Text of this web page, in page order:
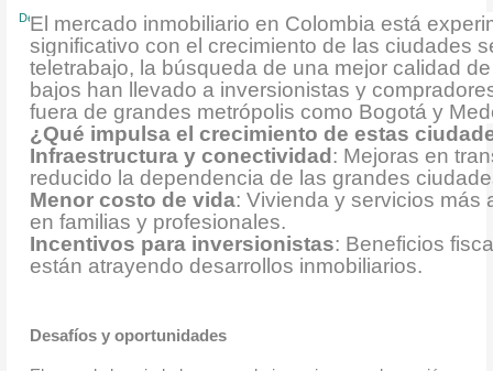
Deja un comentario /Arquitectura, blog ,Diseño Interior/ PorSnapping
El mercado inmobiliario en Colombia está
significativo con el crecimiento de las ciudades
teletrabajo, la búsqueda de una mejor calidad
bajos han llevado a inversionistas y
fuera de grandes metrópolis como Bogotá y
¿Qué impulsa el crecimiento de estas
Infraestructura y conectividad : Mejoras en
reducido la dependencia de las grandes
Menor costo de vida: Vivienda y servicios más
en familias y profesionales.
Incentivos para inversionistas: Beneficios
están atrayendo desarrollos inmobiliarios.
Desafíos y oportunidades